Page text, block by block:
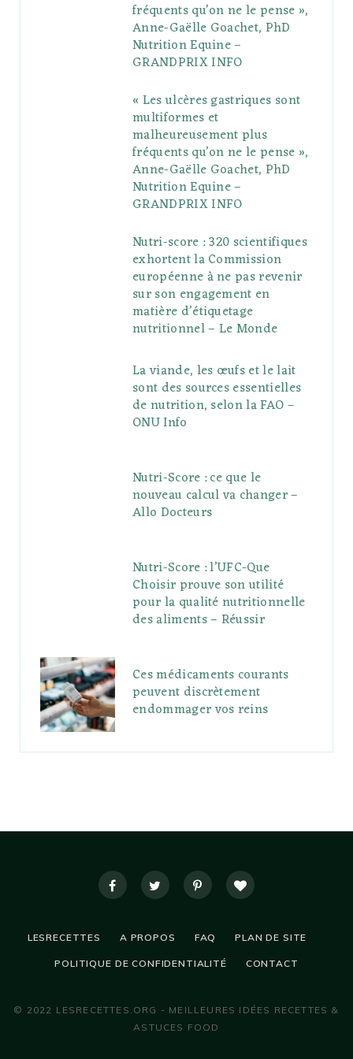
l
s
a
m
s
fréquents qu’on ne le pense »,
Anne-Gaëlle Goachet, PhD
Nutrition Equine –
GRANDPRIX INFO
« Les ulcères gastriques sont
multiformes et
malheureusement plus
fréquents qu’on ne le pense »,
Anne-Gaëlle Goachet, PhD
Nutrition Equine –
GRANDPRIX INFO
Nutri-score : 320 scientifiques
exhortent la Commission
européenne à ne pas revenir
sur son engagement en
matière d’étiquetage
nutritionnel – Le Monde
La viande, les œufs et le lait
sont des sources essentielles
de nutrition, selon la FAO –
ONU Info
Nutri-Score : ce que le
nouveau calcul va changer –
Allo Docteurs
Nutri-Score : l’UFC-Que
Choisir prouve son utilité
pour la qualité nutritionnelle
des aliments – Réussir
Ces médicaments courants
peuvent discrètement
endommager vos reins
LESRECETTES A PROPOS FAQ PLAN DE SITE
POLITIQUE DE CONFIDENTIALITÉ CONTACT
© 2022 LESRECETTES.ORG - MEILLEURES IDÉES RECETTES &
ASTUCES FOOD